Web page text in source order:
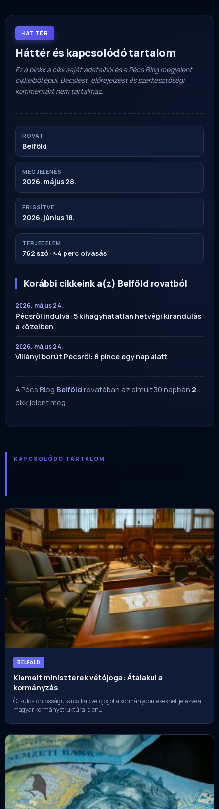
HÁTTÉR
Háttér és kapcsolódó tartalom
Ez a blokk a cikk saját adataiból és a Pécs Blog megjelent
cikkeiből épül. Becslést, előrejelzést és szerkesztőségi
kommentárt nem tartalmaz.
ROVAT
Belföld
MEGJELENÉS
2026. május 28.
FRISSÍTVE
2026. június 18.
TERJEDELEM
762 szó · ≈4 perc olvasás
Korábbi cikkeink a(z) Belföld rovatból
2026. május 24.
Pécsről indulva: 5 kihagyhatatlan hétvégi kirándulás
a közelben
2026. május 24.
Villányi borút Pécsről: 8 pince egy nap alatt
A Pécs Blog Belföldrovatában az elmúlt 30 napban 2
cikk jelent meg.
KAPCSOLÓDÓ TARTALOM
BELFöLD
Kiemelt miniszterek vétójoga: Átalakul a
kormányzás
Öt kulcsfontosságú tárca kap vétójogot a kormánydöntéseknél, jelezve a
magyar kormánystruktúra jelen…